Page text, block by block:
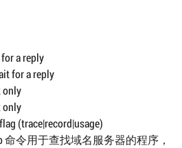
a reply
for a reply
only
only
(trace|record|usage)
命令用于查找域名服务器的程序，